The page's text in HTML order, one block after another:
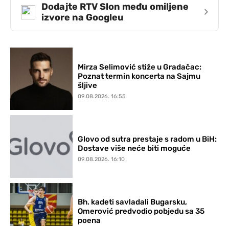
Dodajte RTV Slon među omiljene
izvore na Googleu
›
Mirza Selimović stiže u Gradačac:
Poznat termin koncerta na Sajmu
šljive
09.08.2026. 16:55
Glovo od sutra prestaje s radom u BiH:
Dostave više neće biti moguće
09.08.2026. 16:10
Bh. kadeti savladali Bugarsku,
Omerović predvodio pobjedu sa 35
poena